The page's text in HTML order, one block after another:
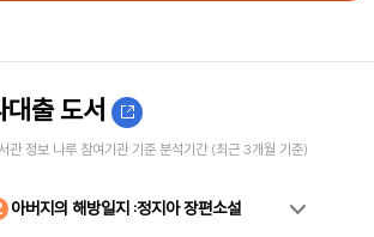
대출 도서
관 정보 나루 참여기관 기준 분석기간 (최근 3개월 기준)
아버지의 해방일지 :정지아 장편소설